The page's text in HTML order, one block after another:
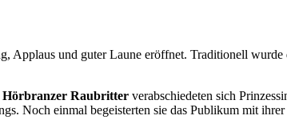
und guter Laune eröffnet. Traditionell wurde
Hörbranzer Raubritter verabschiedeten sich
Noch einmal begeisterten sie das Publikum mit